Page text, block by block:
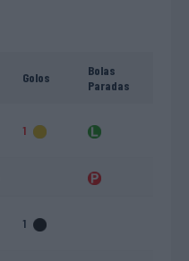
Golos
Bolas
Paradas
1
1